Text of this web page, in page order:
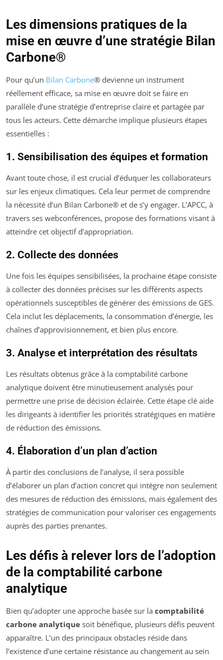
Les dimensions pratiques de la
mise en œuvre d’une stratégie Bilan
Carbone®
Pour qu’un Bilan Carbone® devienne un instrument
réellement efficace, sa mise en œuvre doit se faire en
parallèle d’une stratégie d’entreprise claire et partagée par
tous les acteurs. Cette démarche implique plusieurs étapes
essentielles :
1. Sensibilisation des équipes et formation
Avant toute chose, il est crucial d’éduquer les collaborateurs
sur les enjeux climatiques. Cela leur permet de comprendre
la nécessité d’un Bilan Carbone® et de s’y engager. L’APCC, à
travers ses webconférences, propose des formations visant à
atteindre cet objectif d’appropriation.
2. Collecte des données
Une fois les équipes sensibilisées, la prochaine étape consiste
à collecter des données précises sur les différents aspects
opérationnels susceptibles de générer des émissions de GES.
Cela inclut les déplacements, la consommation d’énergie, les
chaînes d’approvisionnement, et bien plus encore.
3. Analyse et interprétation des résultats
Les résultats obtenus grâce à la comptabilité carbone
analytique doivent être minutieusement analysés pour
permettre une prise de décision éclairée. Cette étape clé aide
les dirigeants à identifier les priorités stratégiques en matière
de réduction des émissions.
4. Élaboration d’un plan d’action
À partir des conclusions de l’analyse, il sera possible
d’élaborer un plan d’action concret qui intègre non seulement
des mesures de réduction des émissions, mais également des
stratégies de communication pour valoriser ces engagements
auprès des parties prenantes.
Les défis à relever lors de l’adoption
de la comptabilité carbone
analytique
Bien qu’adopter une approche basée sur la comptabilité
carbone analytique soit bénéfique, plusieurs défis peuvent
apparaître. L’un des principaux obstacles réside dans
l’existence d’une certaine résistance au changement au sein